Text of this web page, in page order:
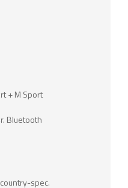
+ M Sport
Bluetooth
spec.